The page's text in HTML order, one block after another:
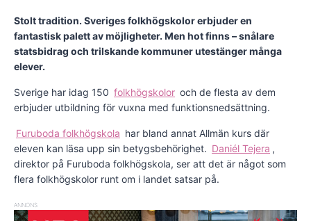
Stolt tradition. Sveriges folkhögskolor erbjuder en
fantastisk palett av möjligheter. Men hot finns – snålare
statsbidrag och trilskande kommuner utestänger många
elever.
Sverige har idag 150 folkhögskolor och de flesta av dem
erbjuder utbildning för vuxna med funktionsnedsättning.
Furuboda folkhögskola har bland annat Allmän kurs där
eleven kan läsa upp sin betygsbehörighet. Daniél Tejera ,
direktor på Furuboda folkhögskola, ser att det är något som
flera folkhögskolor runt om i landet satsar på.
ANNONS